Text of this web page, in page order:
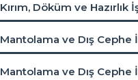
Kırım, Döküm ve Hazırlık
Mantolama ve Dış Cephe
Mantolama ve Dış Cephe